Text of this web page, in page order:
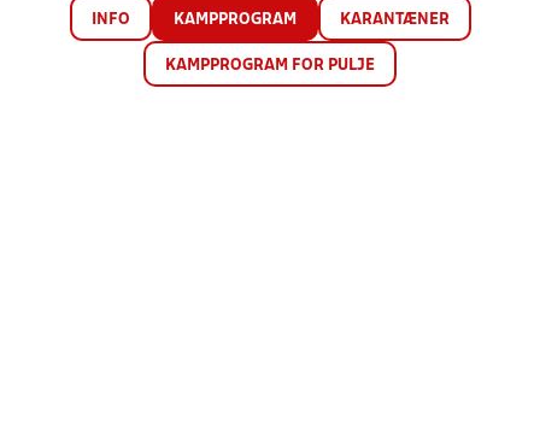
INFO KAMPPROGRAM KARANTÆNER
KAMPPROGRAM FOR PULJE